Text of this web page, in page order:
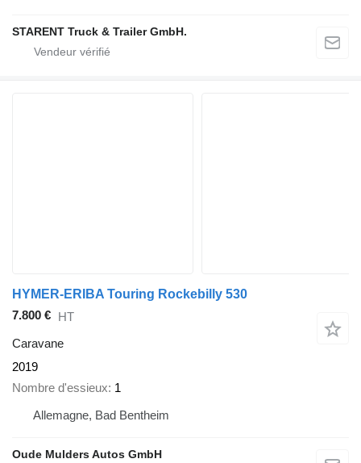
STARENT Truck & Trailer GmbH.
HYMER-ERIBA Touring Rockebilly 530
7.800 € HT
Caravane
2019
Nombre d'essieux 1
Allemagne, Bad Bentheim
Oude Mulders Autos GmbH